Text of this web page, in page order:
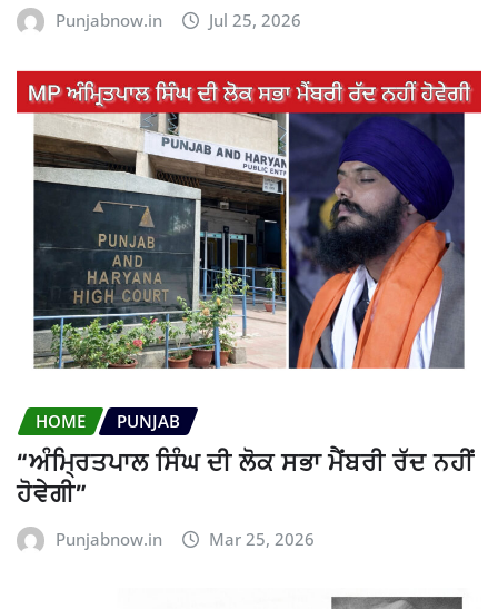
Punjabnow.in Jul 25, 2026
HOME PUNJAB
“ਅੰਮ੍ਰਿਤਪਾਲ ਸਿੰਘ ਦੀ ਲੋਕ ਸਭਾ ਮੈਂਬਰੀ ਰੱਦ ਨਹੀਂ
ਹੋਵੇਗੀ”
Punjabnow.in Mar 25, 2026